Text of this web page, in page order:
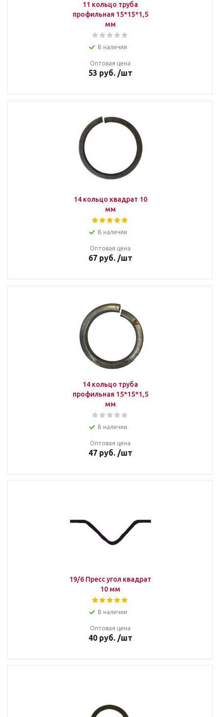
11 кольцо труба
профильная 15*15*1,5
мм
В наличии
Оптовая цена
53 руб. /шт
14 кольцо квадрат 10
мм
В наличии
Оптовая цена
67руб. /шт
14 кольцо труба
профильная 15*15*1,5
мм
В наличии
Оптовая цена
47руб. /шт
19/6 Пресс угол квадрат
10 мм
В наличии
Оптовая цена
40руб. /шт